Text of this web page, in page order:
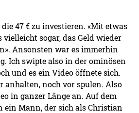
47 € zu investieren. «Mit etwas
vielleicht sogar, das Geld wieder
Ansonsten war es immerhin
Ich swipte also in der ominösen
und es ein Video öffnete sich.
anhalten, noch vor spulen. Also
in ganzer Länge an. Auf dem
ein Mann, der sich als Christian